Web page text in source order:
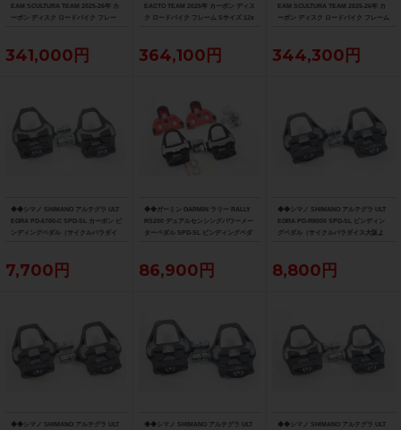
EAM SCULTURA TEAM 2025-26年 カ
ーボン ディスク ロードバイク フレー
341,000円
EACTO TEAM 2025年 カーボン ディス
ク ロードバイク フレーム Sサイズ 12x
364,100円
EAM SCULTURA TEAM 2025-26年 カ
ーボン ディスク ロードバイク フレーム
344,300円
◆◆シマノ SHIMANO アルテグラ ULT
EGRA PD-6700-C SPD-SL カーボン ビ
ンディングペダル（サイクルパラダイ
7,700円
◆◆ガーミン GARMIN ラリー RALLY
RS200 デュアルセンシングパワーメー
ターペダル SPD-SL ビンディングペダ
86,900円
◆◆シマノ SHIMANO アルテグラ ULT
EGRA PD-R8000 SPD-SL ビンディン
グペダル（サイクルパラダイス大阪よ
8,800円
◆◆シマノ SHIMANO アルテグラ ULT
◆◆シマノ SHIMANO アルテグラ ULT
◆◆シマノ SHIMANO アルテグラ ULT